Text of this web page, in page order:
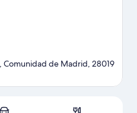
Mapa
Comunidad de Madrid, 28019